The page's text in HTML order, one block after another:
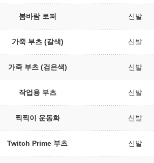
봄바람 로퍼 신발
가죽 부츠 (갈색) 신발
가죽 부츠 (검은색) 신발
작업용 부츠 신발
찍찍이 운동화 신발
Twitch Prime 부츠 신발